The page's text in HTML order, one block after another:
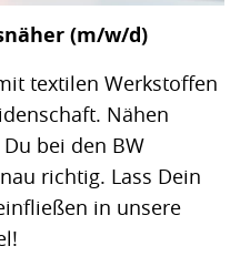
(m/w/d)
textilen Werkstoffen
Nähen
bei den BW
richtig. Lass Dein
in unsere